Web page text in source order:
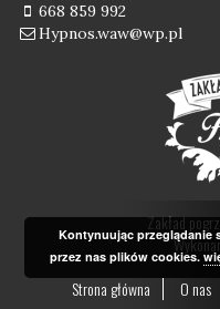
668 859 992
Hypnos.waw@wp.pl
Zakład
Strona główna
O nas
Kontynuując przeglądanie
przez nas plików cookies.